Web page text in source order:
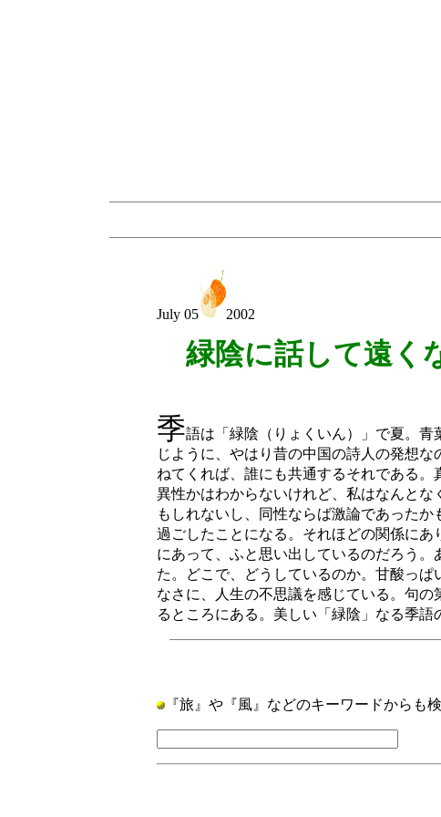
July 05 2002
緑陰に話して遠く
矢島
季語は「緑陰（りょくいん）」で夏。
じように、やはり昔の中国の詩人の発想
ねてくれば、誰にも共通するそれである
異性かはわからないけれど、私はなんと
もしれないし、同性ならば激論であった
過ごしたことになる。それほどの関係に
にあって、ふと思い出しているのだろう
た。どこで、どうしているのか。甘酸っ
なさに、人生の不思議を感じている。句
るところにある。美しい「緑陰」なる季語
『旅』や『風』などのキーワードからも